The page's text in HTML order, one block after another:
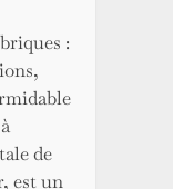
:
de
est un